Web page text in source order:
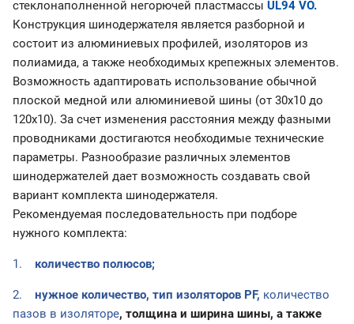
стеклонаполненной негорючей пластмассы UL94 VO.
Конструкция шинодержателя является разборной и
состоит из алюминиевых профилей, изоляторов из
полиамида, а также необходимых крепежных элементов.
Возможность адаптировать использование обычной
плоской медной или алюминиевой шины (от 30х10 до
120х10). За счет изменения расстояния между фазными
проводниками достигаются необходимые технические
параметры. Разнообразие различных элементов
шинодержателей дает возможность создавать свой
вариант комплекта шинодержателя.
Рекомендуемая последовательность при подборе
нужного комплекта:
1. количество полюсов;
2. нужное количество, тип изоляторов PF, количество
пазов в изоляторе, толщина и ширина шины, а также